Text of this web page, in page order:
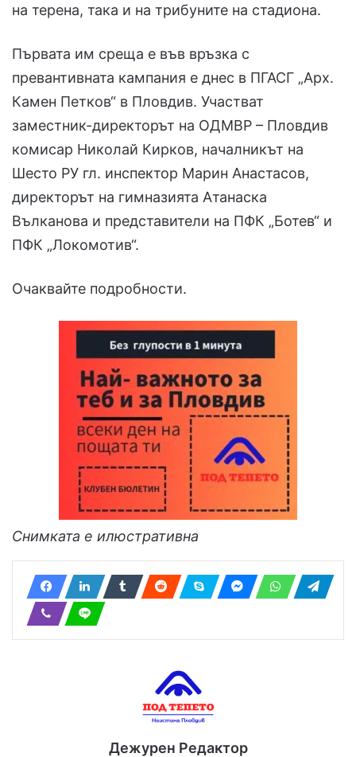
на терена, така и на трибуните на стадиона.
Първата им среща е във връзка с
превантивната кампания е днес в ПГАСГ „Арх.
Камен Петков“ в Пловдив. Участват
заместник-директорът на ОДМВР – Пловдив
комисар Николай Кирков, началникът на
Шесто РУ гл. инспектор Марин Анастасов,
директорът на гимназията Атанаска
Вълканова и представители на ПФК „Ботев“ и
ПФК „Локомотив“.
Очаквайте подробности.
Снимката е илюстративна
Дежурен Редактор